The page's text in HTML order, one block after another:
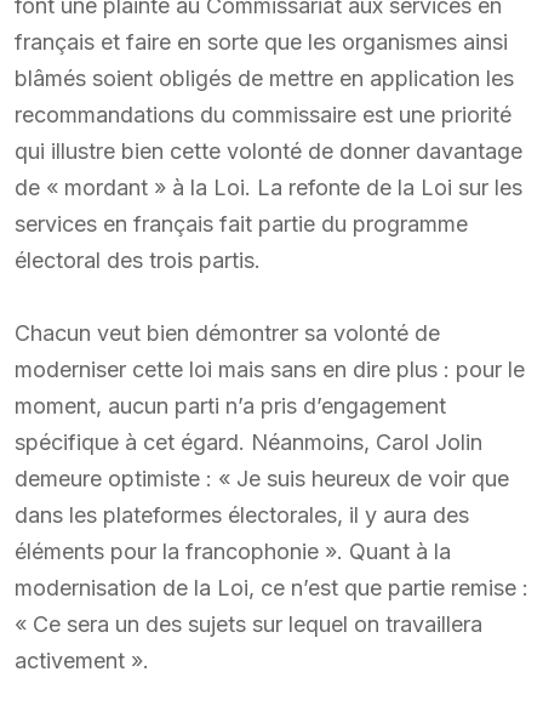
français et faire en sorte que les organismes ainsi
blâmés soient obligés de mettre en application les
recommandations du commissaire est une priorité
qui illustre bien cette volonté de donner davantage
de « mordant » à la Loi. La refonte de la Loi sur les
services en français fait partie du programme
électoral des trois partis.
Chacun veut bien démontrer sa volonté de
moderniser cette loi mais sans en dire plus : pour le
moment, aucun parti n’a pris d’engagement
spécifique à cet égard. Néanmoins, Carol Jolin
demeure optimiste : « Je suis heureux de voir que
dans les plateformes électorales, il y aura des
éléments pour la francophonie ». Quant à la
modernisation de la Loi, ce n’est que partie remise :
« Ce sera un des sujets sur lequel on travaillera
activement ».